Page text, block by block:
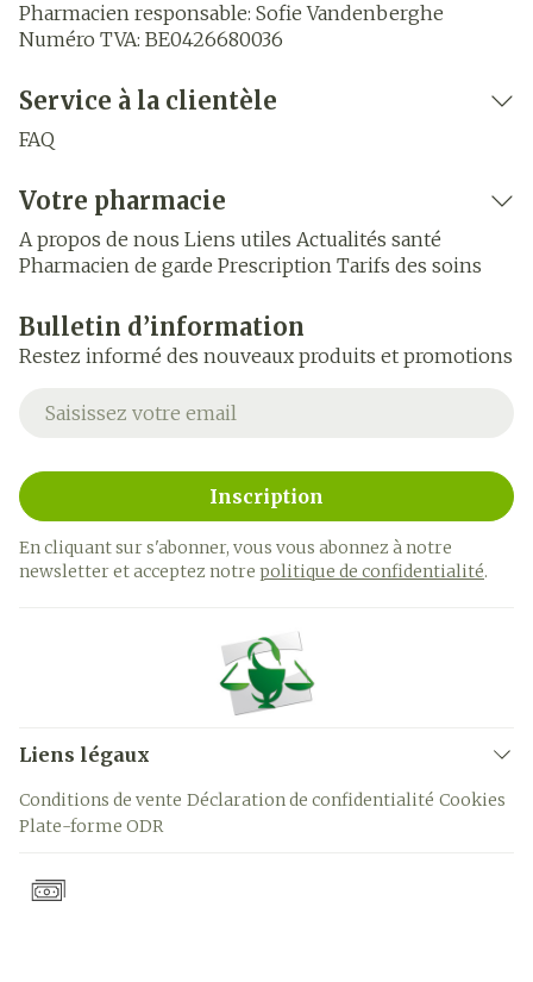
Pharmacien responsable: Sofie Vandenberghe
Numéro TVA: BE0426680036
Service à la clientèle
FAQ
Votre pharmacie
A propos de nous Liens utiles Actualités santé
Pharmacien de garde Prescription Tarifs des soins
Bulletin d’information
Restez informé des nouveaux produits et promotions
Adresse mail
Inscription
En cliquant sur s'abonner, vous vous abonnez à notre
newsletter et acceptez notre politique de confidentialité.
Liens légaux
Conditions de vente Déclaration de confidentialité Cookies
Plate-forme ODR